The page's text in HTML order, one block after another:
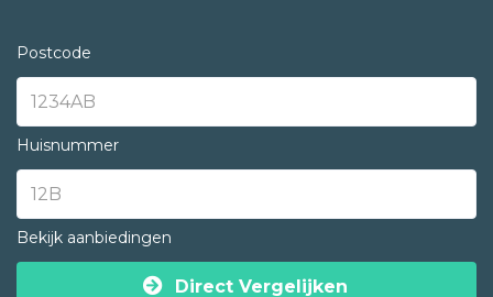
Postcode
Huisnummer
Bekijk aanbiedingen
Direct Vergelijken